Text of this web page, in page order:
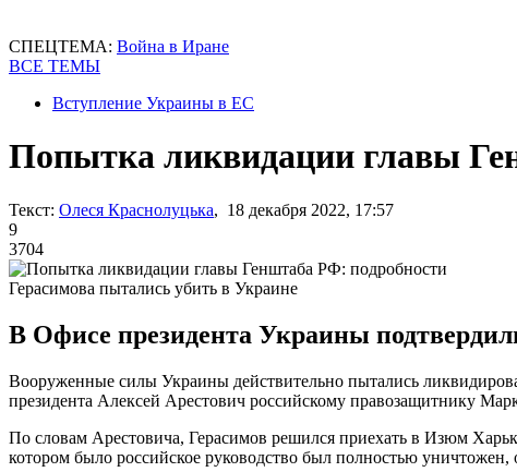
СПЕЦТЕМА: Война в Иране
ВСЕ ТЕМЫ
Вступление Украины в ЕС
Попытка ликвидации главы
Текст: Олеся Краснолуцька, 18 декабря 2022, 17:57
9
3704
Герасимова пытались убить в Украине
В Офисе президента Украины
Вооруженные силы Украины действительно пытались
президента Алексей Арестович российскому правозащитнику
По словам Арестовича, Герасимов решился приехать в Изюм
котором было российское руководство был полностью уничтожен,